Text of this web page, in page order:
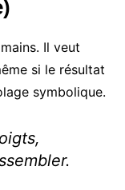
Il veut
si le résultat
symbolique.